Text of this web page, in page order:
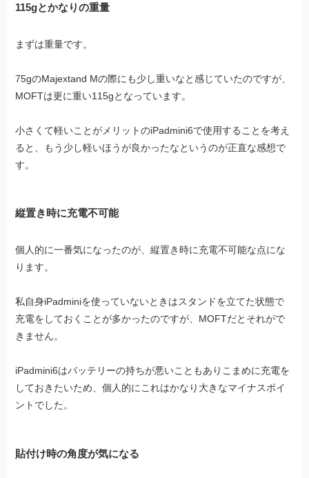
115gとかなりの重量
まずは重量です。
75gのMajextand Mの際にも少し重いなと感じていたのですが、
MOFTは更に重い115gとなっています。
小さくて軽いことがメリットのiPadmini6で使用することを考え
ると、もう少し軽いほうが良かったなというのが正直な感想で
す。
縦置き時に充電不可能
個人的に一番気になったのが、縦置き時に充電不可能な点にな
ります。
私自身iPadminiを使っていないときはスタンドを立てた状態で
充電をしておくことが多かったのですが、MOFTだとそれがで
きません。
iPadmini6はバッテリーの持ちが悪いこともありこまめに充電を
しておきたいため、個人的にこれはかなり大きなマイナスポイ
ントでした。
貼付け時の角度が気になる